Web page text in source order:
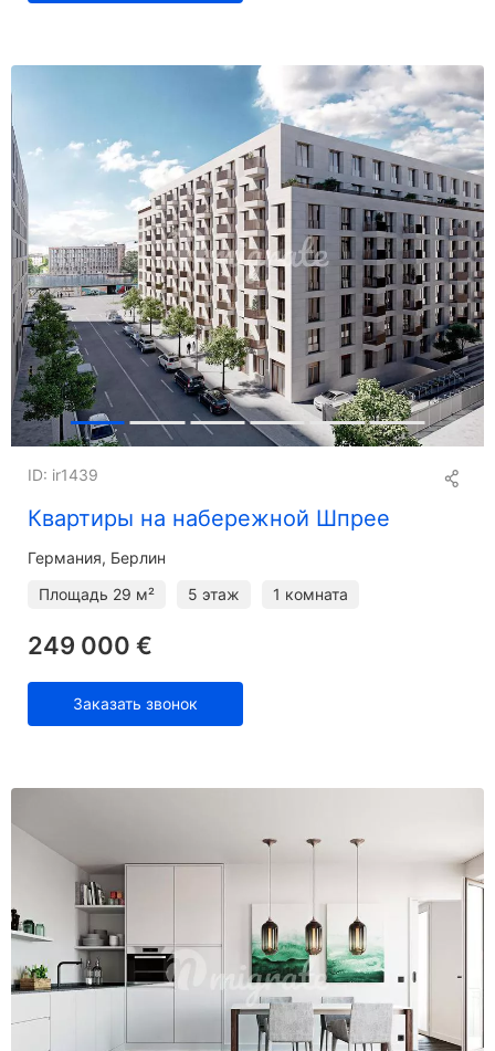
Квартиры на набережной Шпрее
ID: ir1439
Германия, Берлин
Площадь 29 м² 5 этаж 1 комната
249 000 €
Заказать звонок